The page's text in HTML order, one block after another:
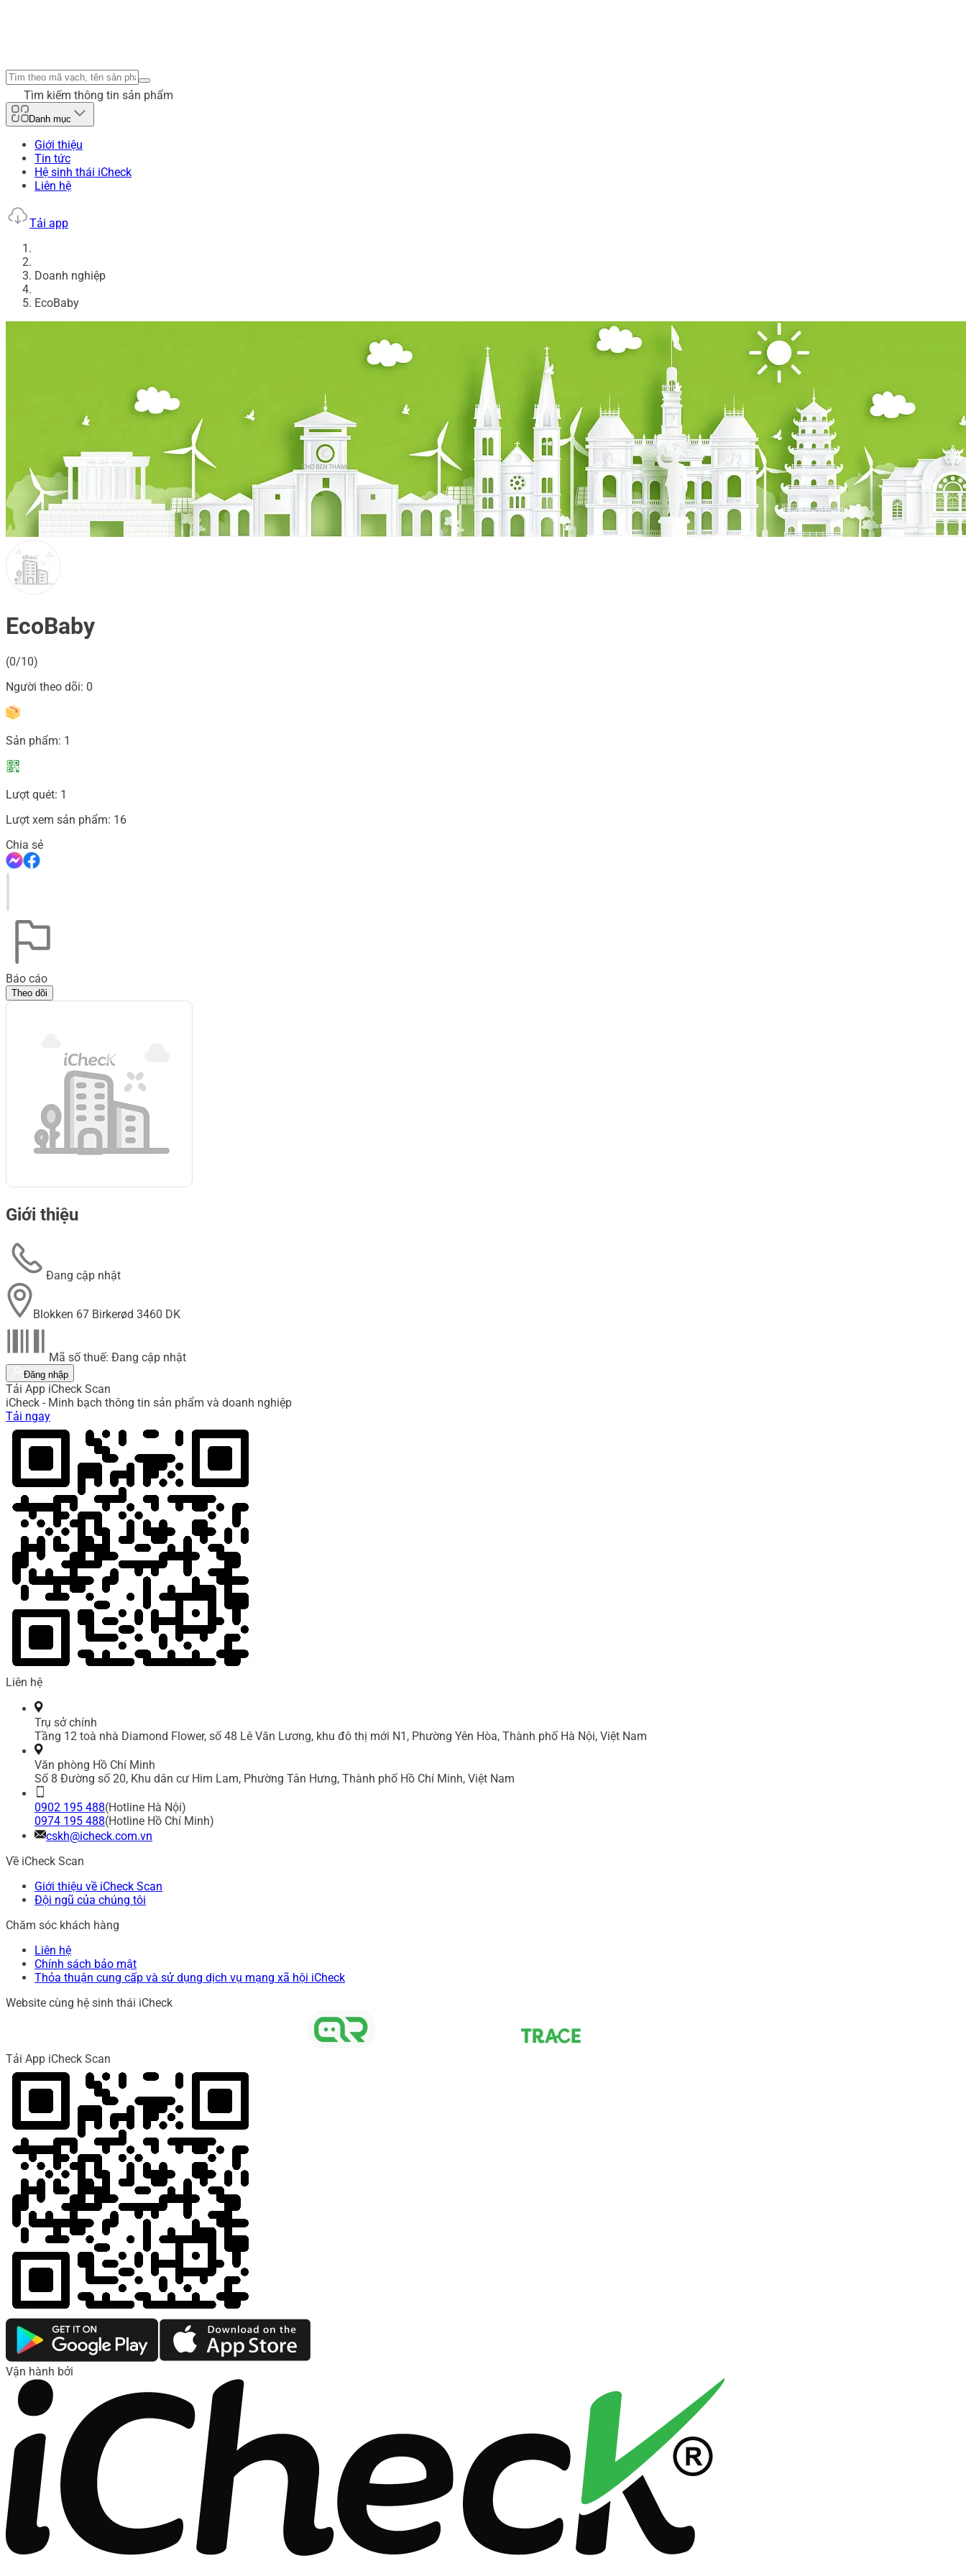
Tìm kiếm thông tin sản phẩm
Danh mục
Giới thiệu
Tin tức
Hệ sinh thái iCheck
Liên hệ
Tải app
Doanh nghiệp
EcoBaby
EcoBaby
(0/10)
Người theo dõi: 0
Sản phẩm: 1
Lượt quét: 1
Lượt xem sản phẩm: 16
Chia sẻ
Báo cáo
Theo dõi
Giới thiệu
Đang cập nhật
Blokken 67 Birkerød 3460 DK
Mã số thuế: Đang cập nhật
Đăng nhập
Tải App iCheck Scan
iCheck - Minh bạch thông tin sản phẩm và doanh nghiệp
Tải ngay
Liên hệ
Trụ sở chính
Tầng 12 toà nhà Diamond Flower, số 48 Lê Văn Lương, khu đô thị mới N1, Phường Yên Hòa, Thành phố Hà Nội, Việt Nam
Văn phòng Hồ Chí Minh
Số 8 Đường số 20, Khu dân cư Him Lam, Phường Tân Hưng, Thành phố Hồ Chí Minh, Việt Nam
0902 195 488(Hotline Hà Nội)
0974 195 488(Hotline Hồ Chí Minh)
cskh@icheck.com.vn
Về iCheck Scan
Giới thiệu về iCheck Scan
Đội ngũ của chúng tôi
Chăm sóc khách hàng
Liên hệ
Chính sách bảo mật
Thỏa thuận cung cấp và sử dụng dịch vụ mạng xã hội iCheck
Website cùng hệ sinh thái iCheck
Tải App iCheck Scan
Vận hành bởi